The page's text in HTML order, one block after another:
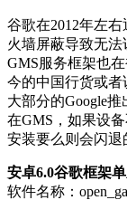
谷歌在2012年左
火墙屏蔽导致无
GMS服务框架也
今的中国行货或
大部分的Google
在GMS，如果设
安装要么则会闪退
安卓6.0谷歌框架
软件名称：